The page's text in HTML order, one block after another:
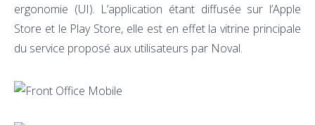
ergonomie (UI). L’application étant diffusée sur l’Apple
Store et le Play Store, elle est en effet la vitrine principale
du service proposé aux utilisateurs par Noval.